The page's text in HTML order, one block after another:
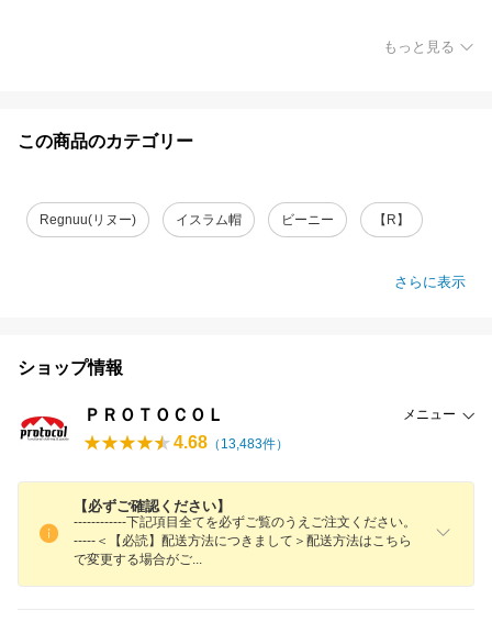
もっと見る
この商品のカテゴリー
Regnuu(リヌー) イスラム帽 ビーニー 【R】
さらに表示
ショップ情報
ＰＲＯＴＯＣＯＬ メニュー
4.68 （ 13,483件）
【必ずご確認ください】
------------下記項目全てを必ずご覧のうえご注文ください。
-----＜【必読】配送方法につきまして＞配送方法はこちら
で変更する場合がご